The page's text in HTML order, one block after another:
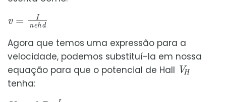
eh
Agora que temos uma expressão para a
velocidade, podemos substituí-la em nossa
equação para que o potencial de Hall
VH
tenha:
VH hBIn eh